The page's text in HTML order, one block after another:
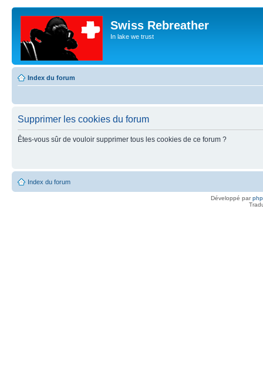
Swiss Rebreather
In lake we trust
Index du forum
Supprimer les cookies du forum
Êtes-vous sûr de vouloir supprimer tous les cookies de ce forum ?
Index du forum
Développé par